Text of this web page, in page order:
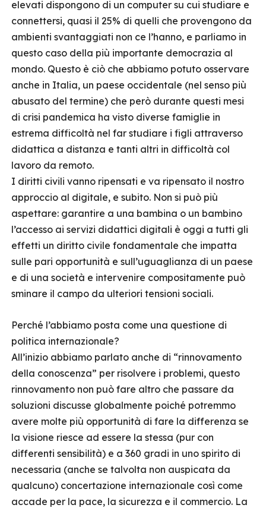
elevati dispongono di un computer su cui studiare e
connettersi, quasi il 25% di quelli che provengono da
ambienti svantaggiati non ce l’hanno, e parliamo in
questo caso della più importante democrazia al
mondo. Questo è ciò che abbiamo potuto osservare
anche in Italia, un paese occidentale (nel senso più
abusato del termine) che però durante questi mesi
di crisi pandemica ha visto diverse famiglie in
estrema difficoltà nel far studiare i figli attraverso
didattica a distanza e tanti altri in difficoltà col
lavoro da remoto.
I diritti civili vanno ripensati e va ripensato il nostro
approccio al digitale, e subito. Non si può più
aspettare: garantire a una bambina o un bambino
l’accesso ai servizi didattici digitali è oggi a tutti gli
effetti un diritto civile fondamentale che impatta
sulle pari opportunità e sull’uguaglianza di un paese
e di una società e intervenire compositamente può
sminare il campo da ulteriori tensioni sociali.
Perché l’abbiamo posta come una questione di
politica internazionale?
All’inizio abbiamo parlato anche di “rinnovamento
della conoscenza” per risolvere i problemi, questo
rinnovamento non può fare altro che passare da
soluzioni discusse globalmente poiché potremmo
avere molte più opportunità di fare la differenza se
la visione riesce ad essere la stessa (pur con
differenti sensibilità) e a 360 gradi in uno spirito di
necessaria (anche se talvolta non auspicata da
qualcuno) concertazione internazionale così come
accade per la pace, la sicurezza e il commercio. La